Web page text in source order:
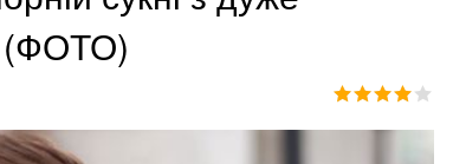
(ФОТО)